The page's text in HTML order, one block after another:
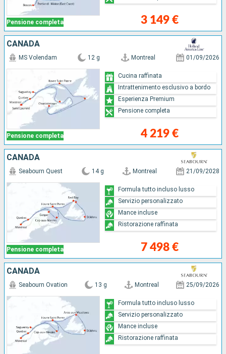
Pensione completa 3 149 €
CANADA
Pensione completa
MS Volendam 12 g Montreal 01/09/2026
4 219 €
Cucina raffinata
Intrattenimento esclusivo a bordo
Esperienza Premium
Pensione completa
CANADA
Pensione completa
Seabourn Quest 14 g Montreal 21/09/2028
7 498 €
Formula tutto incluso lusso
Servizio personalizzato
Mance incluse
Ristorazione raffinata
CANADA
Seabourn Ovation 13 g Montreal 25/09/2026
Formula tutto incluso lusso
Servizio personalizzato
Mance incluse
Ristorazione raffinata